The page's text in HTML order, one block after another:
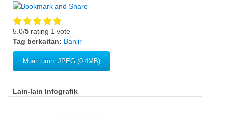
5.0/5 rating 1 vote
Tag berkaitan: Banjir
Muat turun .JPEG (0.4MB)
Lain-lain Infografik